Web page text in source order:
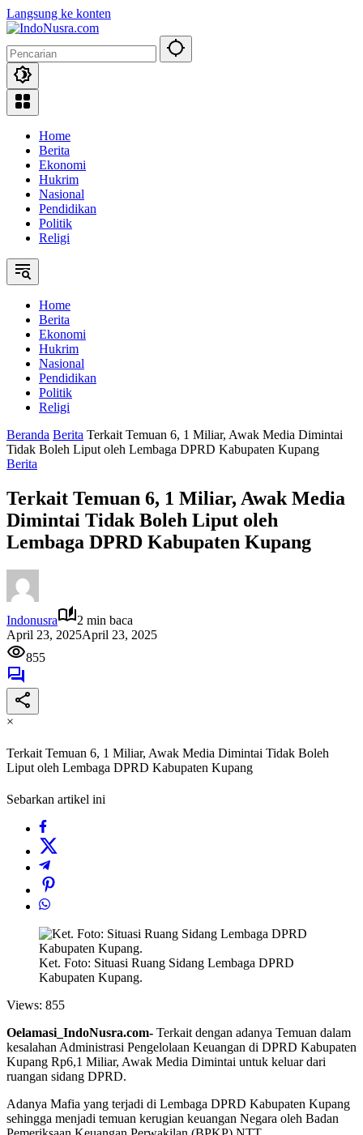
Langsung ke konten
Home
Berita
Ekonomi
Hukrim
Nasional
Pendidikan
Politik
Religi
Home
Berita
Ekonomi
Hukrim
Nasional
Pendidikan
Politik
Religi
Beranda Berita Terkait Temuan 6, 1 Miliar, Awak Media Dimintai
Tidak Boleh Liput oleh Lembaga DPRD Kabupaten Kupang
Berita
Terkait Temuan 6, 1 Miliar, Awak Media
Dimintai Tidak Boleh Liput oleh
Lembaga DPRD Kabupaten Kupang
Indonusra
2 min baca
April 23, 2025April 23, 2025
855
×
Terkait Temuan 6, 1 Miliar, Awak Media Dimintai Tidak Boleh
Liput oleh Lembaga DPRD Kabupaten Kupang
Sebarkan artikel ini
Ket. Foto: Situasi Ruang Sidang Lembaga DPRD
Kabupaten Kupang.
Views: 855
Oelamasi_IndoNusra.com- Terkait dengan adanya Temuan dalam
kesalahan Administrasi Pengelolaan Keuangan di DPRD Kabupaten
Kupang Rp6,1 Miliar, Awak Media Dimintai untuk keluar dari
ruangan sidang DPRD.
Adanya Mafia yang terjadi di Lembaga DPRD Kabupaten Kupang
sehingga menjadi temuan kerugian keuangan Negara oleh Badan